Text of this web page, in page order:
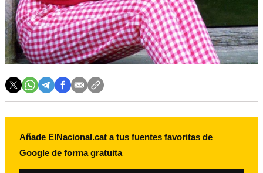
Añade ElNacional.cat a tus fuentes favoritas de
Google de forma gratuita